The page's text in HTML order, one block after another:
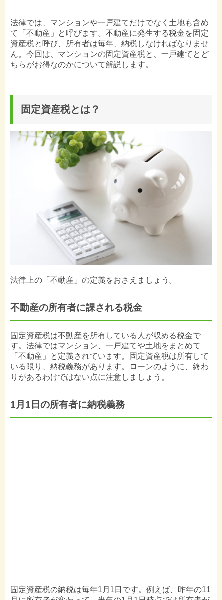
法律では、マンションや一戸建てだけでなく土地も含め
て「不動産」と呼びます。不動産に発生する税金を固定
資産税と呼び、所有者は毎年、納税しなければなりませ
ん。今回は、マンションの固定資産税と、一戸建てとど
ちらがお得なのかについて解説します。
固定資産税とは？
法律上の「不動産」の定義をおさえましょう。
不動産の所有者に課される税金
固定資産税は不動産を所有している人が収める税金で
す。法律ではマンション、一戸建てや土地をまとめて
「不動産」と定義されています。固定資産税は所有して
いる限り、納税義務があります。ローンのように、終わ
りがあるわけではない点に注意しましょう。
1月1日の所有者に納税義務
固定資産税の納税は毎年1月1日です。例えば、昨年の11